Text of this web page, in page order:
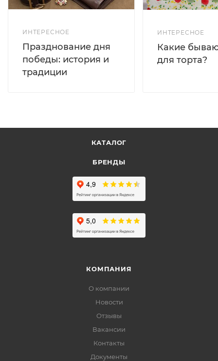
ИНТЕРЕСНОЕ
Празднование дня
победы: история и
традиции
ИНТЕРЕСНОЕ
Какие
для торта?
КАТАЛОГ
БРЕНДЫ
КОМПАНИЯ
О компании
Новости
Отзывы
Вакансии
Контакты
Документы